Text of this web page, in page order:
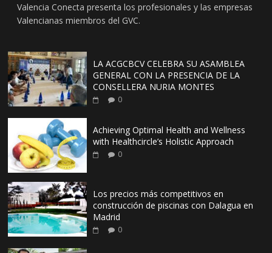
Valencia Conecta presenta los profesionales y las empresas
Valencianas miembros del GVC.
LA ACGCBCV CELEBRA SU ASAMBLEA
GENERAL CON LA PRESENCIA DE LA
CONSELLERA NURIA MONTES
0
Achieving Optimal Health and Wellness
with Healthcircle’s Holistic Approach
0
Los precios más competitivos en
construcción de piscinas con Dalagua en
Madrid
0